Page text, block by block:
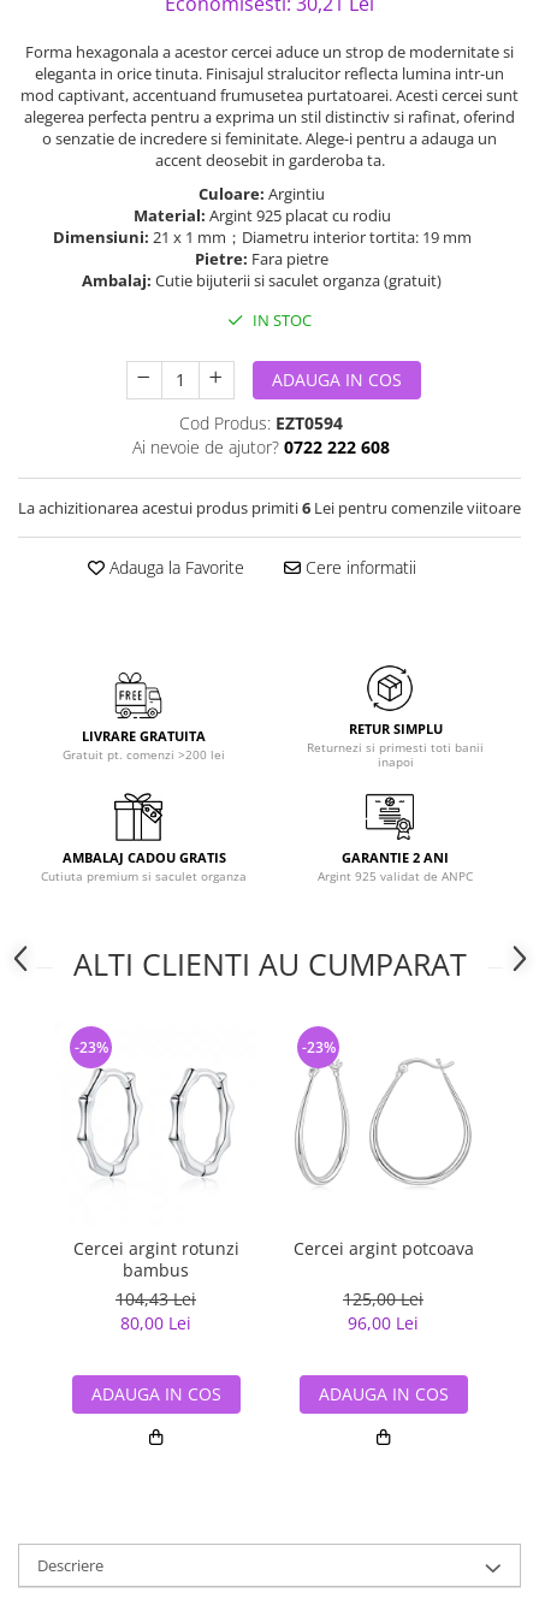
Forma hexagonala a acestor cercei aduce un strop de modernitate si
eleganta in orice tinuta. Finisajul stralucitor reflecta lumina intr-un
mod captivant, accentuand frumusetea purtatoarei. Acesti cercei sunt
alegerea perfecta pentru a exprima un stil distinctiv si rafinat, oferind
o senzatie de incredere si feminitate. Alege-i pentru a adauga un
accent deosebit in garderoba ta.
Culoare: Argintiu
Material: Argint 925 placat cu rodiu
Dimensiuni: 21 x 1 mm；Diametru interior tortita: 19 mm
Pietre: Fara pietre
Ambalaj: Cutie bijuterii si saculet organza (gratuit)
IN STOC
ADAUGA IN COS
Cod Produs: EZT0594
Ai nevoie de ajutor? 0722 222 608
La achizitionarea acestui produs primiti6 Lei pentru comenzile viitoare
Adauga la Favorite Cere informatii
LIVRARE GRATUITA
Gratuit pt. comenzi >200 lei
RETUR SIMPLU
Returnezi si primesti toti banii
inapoi
AMBALAJ CADOU GRATIS
Cutiuta premium si saculet organza
GARANTIE 2 ANI
Argint 925 validat de ANPC
ALTI CLIENTI AU CUMPARAT
Cercei argint rotunzi
bambus
104,43 Lei
80,00 Lei
-23%
ADAUGA IN COS
Cercei argint potcoava
125,00 Lei
96,00 Lei
-23%
ADAUGA IN COS
Descriere